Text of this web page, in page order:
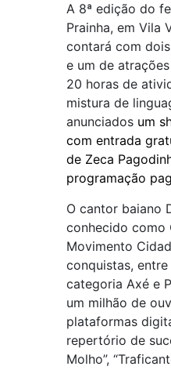
A 8ª edição do
Prainha, em Vila
contará com
e um de
20 horas de
mistura de
anunciados um
com entrada
de Zeca
programação
O cantor baiano
conhecido como
Movimento
conquistas,
categoria Axé e
um milhão de
plataformas
repertório de
Molho”,